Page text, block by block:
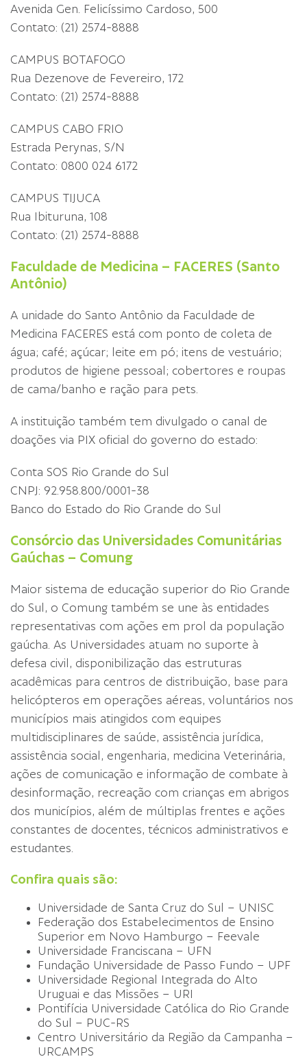
Avenida Gen. Felicíssimo Cardoso, 500
Contato: (21) 2574-8888
CAMPUS BOTAFOGO
Rua Dezenove de Fevereiro, 172
Contato: (21) 2574-8888
CAMPUS CABO FRIO
Estrada Perynas, S/N
Contato: 0800 024 6172
CAMPUS TIJUCA
Rua Ibituruna, 108
Contato: (21) 2574-8888
Faculdade de Medicina – FACERES (Santo
Antônio)
A unidade do Santo Antônio da Faculdade de
Medicina FACERES está com ponto de coleta de
água; café; açúcar; leite em pó; itens de vestuário;
produtos de higiene pessoal; cobertores e roupas
de cama/banho e ração para pets.
A instituição também tem divulgado o canal de
doações via PIX oficial do governo do estado:
Conta SOS Rio Grande do Sul
CNPJ: 92.958.800/0001-38
Banco do Estado do Rio Grande do Sul
Consórcio das Universidades Comunitárias
Gaúchas – Comung
Maior sistema de educação superior do Rio Grande
do Sul, o Comung também se une às entidades
representativas com ações em prol da população
gaúcha. As Universidades atuam no suporte à
defesa civil, disponibilização das estruturas
acadêmicas para centros de distribuição, base para
helicópteros em operações aéreas, voluntários nos
municípios mais atingidos com equipes
multidisciplinares de saúde, assistência jurídica,
assistência social, engenharia, medicina Veterinária,
ações de comunicação e informação de combate à
desinformação, recreação com crianças em abrigos
dos municípios, além de múltiplas frentes e ações
constantes de docentes, técnicos administrativos e
estudantes.
Confira quais são:
Universidade de Santa Cruz do Sul – UNISC
Federação dos Estabelecimentos de Ensino
Superior em Novo Hamburgo – Feevale
Universidade Franciscana – UFN
Fundação Universidade de Passo Fundo – UPF
Universidade Regional Integrada do Alto
Uruguai e das Missões – URI
Pontifícia Universidade Católica do Rio Grande
do Sul – PUC-RS
Centro Universitário da Região da Campanha –
URCAMPS